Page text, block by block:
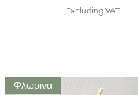
Excluding VAT
Φλώρινα